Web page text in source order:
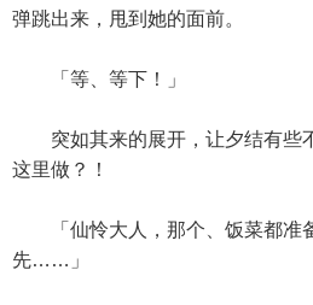
弹跳出来，甩到她的面前。
「等、等下！」
突如其来的展开，让夕结有些
这里做？！
「仙怜大人，那个、饭菜都准
先……」